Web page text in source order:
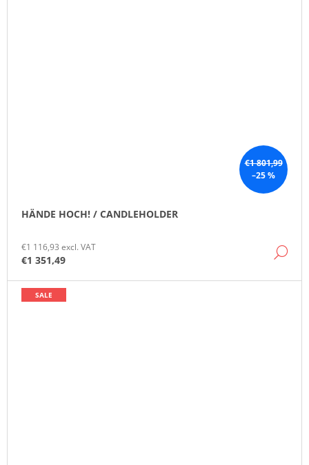
€1 801,99
–25 %
HÄNDE HOCH! / CANDLEHOLDER
€1 116,93 excl. VAT
€1 351,49
SALE